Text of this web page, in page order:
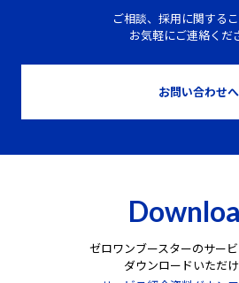
ご相談、採用に関するこ
お気軽にご連絡くだ
お問い合わせへ
ゼロワンブースターのサー
ダウンロードいただけ